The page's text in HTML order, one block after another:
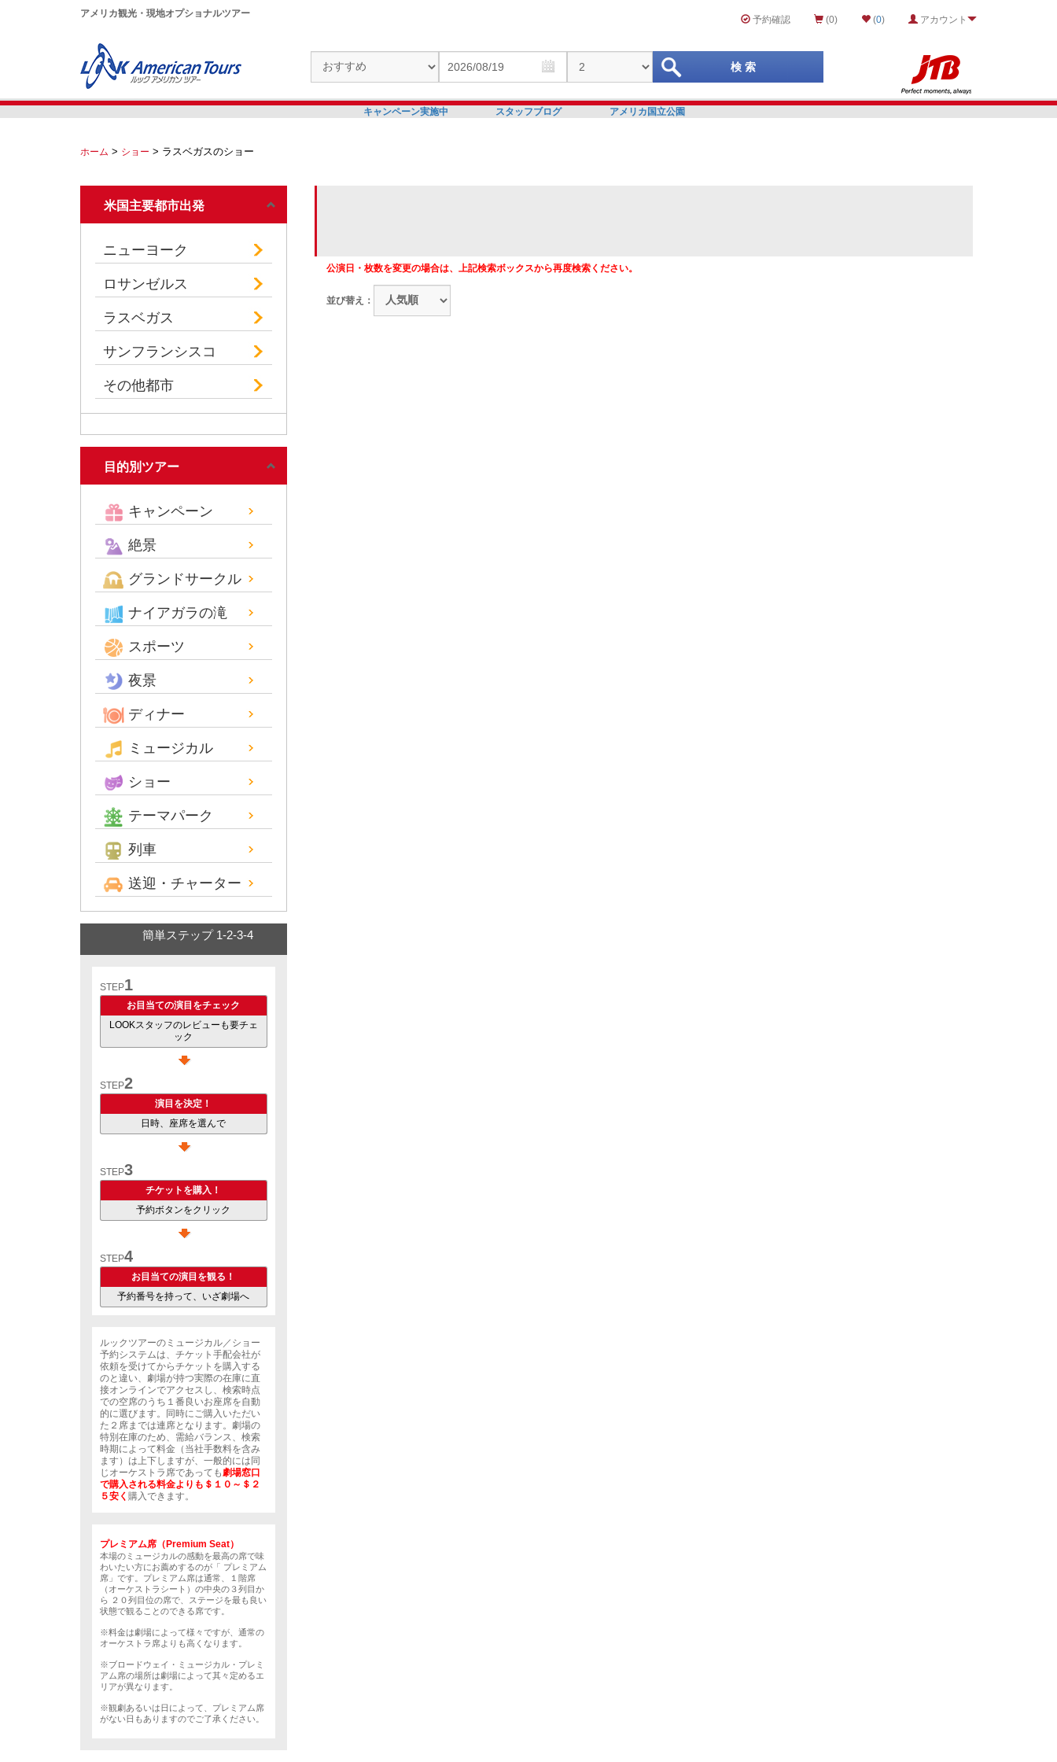
アメリカ観光・現地オプショナルツアー
予約確認 (0) (0) アカウント
キャンペーン実施中 スタッフブログ アメリカ国立公園
ホーム > ショー > ラスベガスのショー
米国主要都市出発
ニューヨーク
ロサンゼルス
ラスベガス
サンフランシスコ
その他都市
目的別ツアー
キャンペーン
絶景
グランドサークル
ナイアガラの滝
スポーツ
夜景
ディナー
ミュージカル
ショー
テーマパーク
列車
送迎・チャーター
簡単ステップ 1-2-3-4
STEP1
お目当ての演目をチェック
LOOKスタッフのレビューも要チェ
ック
STEP2
演目を決定！
日時、座席を選んで
STEP3
チケットを購入！
予約ボタンをクリック
STEP4
お目当ての演目を観る！
予約番号を持って、いざ劇場へ
ルックツアーのミュージカル／ショー
予約システムは、チケット手配会社が
依頼を受けてからチケットを購入する
のと違い、劇場が持つ実際の在庫に直
接オンラインでアクセスし、検索時点
での空席のうち１番良いお座席を自動
的に選びます。同時にご購入いただい
た２席までは連席となります。劇場の
特別在庫のため、需給バランス、検索
時期によって料金（当社手数料を含み
ます）は上下しますが、一般的には同
じオーケストラ席であっても劇場窓口
で購入される料金よりも＄１０～＄２
５安く 購入できます。
プレミアム席（Premium Seat）
本場のミュージカルの感動を最高の席で味
わいたい方にお薦めするのが「 プレミアム
席」です。プレミアム席は通常、１階席
（オーケストラシート）の中央の３列目か
ら ２０列目位の席で、ステージを最も良い
状態で観ることのできる席です。
※料金は劇場によって様々ですが、通常の
オーケストラ席よりも高くなります。
※ブロードウェイ・ミュージカル・プレミ
アム席の場所は劇場によって其々定めるエ
リアが異なります。
※観劇あるいは日によって、プレミアム席
がない日もありますのでご了承ください。
公演日・枚数を変更の場合は、上記検索ボックスから再度検索ください。
並び替え：